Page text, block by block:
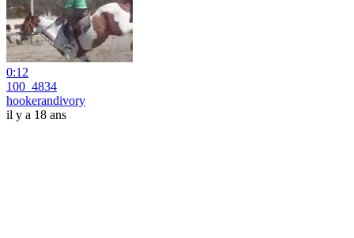
0:12
100_4834
hookerandivory
il y a 18 ans